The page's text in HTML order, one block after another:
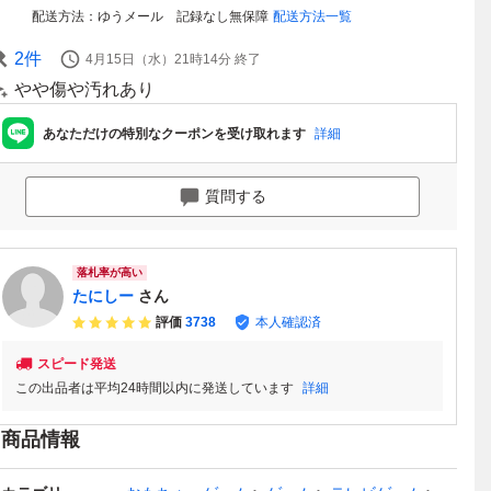
配送方法 ゆうメール 記録なし無保障 配送方法一覧
2件 4月15日（水）21時14分 終了
やや傷や汚れあり
あなただけの特別なクーポンを受け取れます 詳細
質問する
落札率が高い
たにしー さん
評価 3738 本人確認済
スピード発送
この出品者は平均24時間以内に発送しています 詳細
商品情報